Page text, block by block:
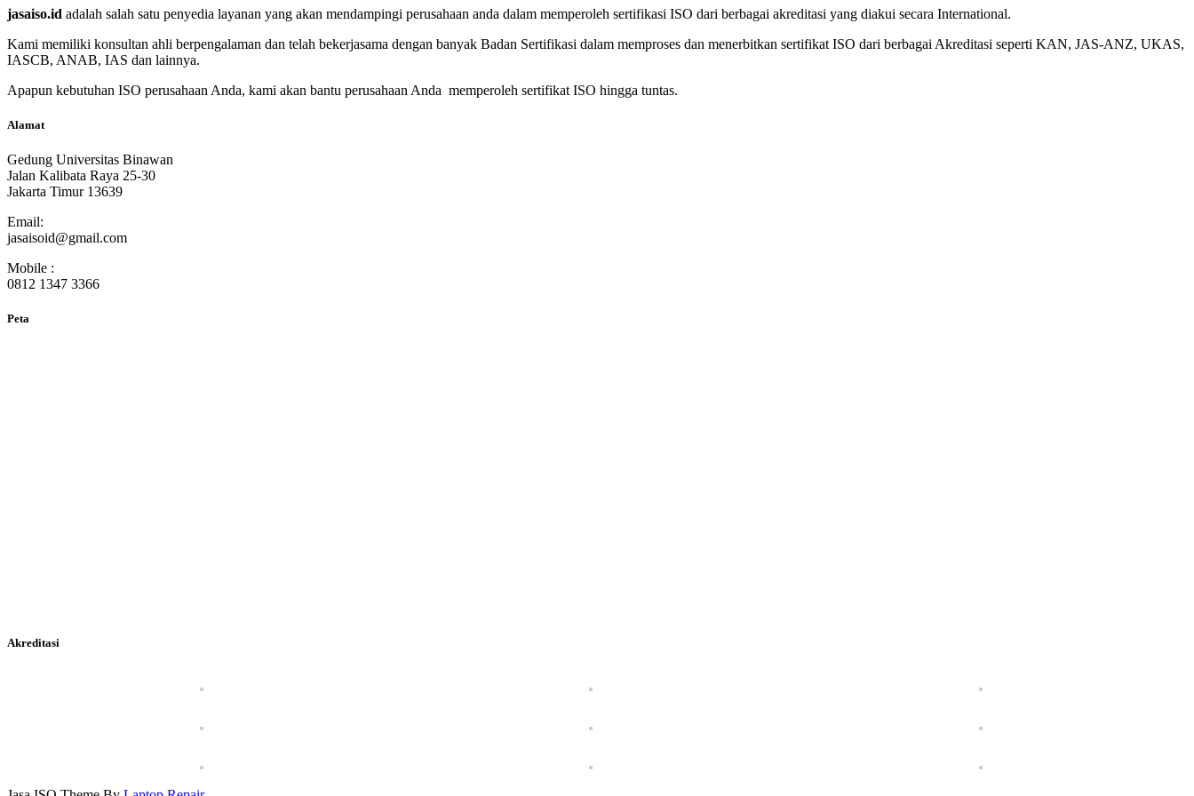
jasaiso.id adalah salah satu penyedia layanan yang akan mendampingi perusahaan anda dalam memperoleh sertifikasi ISO dari berbagai akreditasi yang diakui secara International.
Kami memiliki konsultan ahli berpengalaman dan telah bekerjasama dengan banyak Badan Sertifikasi dalam memproses dan menerbitkan sertifikat ISO dari berbagai Akreditasi seperti KAN, JAS-ANZ, UKAS,
IASCB, ANAB, IAS dan lainnya.
Apapun kebutuhan ISO perusahaan Anda, kami akan bantu perusahaan Anda memperoleh sertifikat ISO hingga tuntas.
Alamat
Gedung Universitas Binawan
Jalan Kalibata Raya 25-30
Jakarta Timur 13639
Email:
jasaisoid@gmail.com
Mobile :
0812 1347 3366
Peta
Akreditasi